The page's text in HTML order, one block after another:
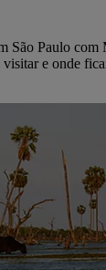
São Paulo
e onde